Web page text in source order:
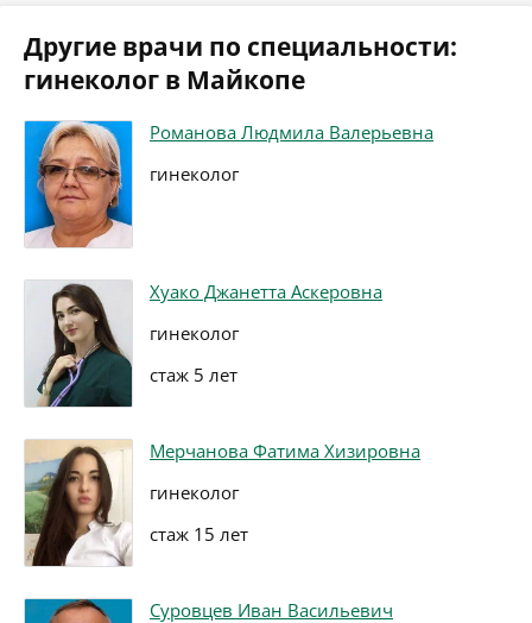
Другие врачи по специальности:
гинеколог в Майкопе
Романова Людмила Валерьевна
гинеколог
Хуако Джанетта Аскеровна
гинеколог
стаж 5 лет
Мерчанова Фатима Хизировна
гинеколог
стаж 15 лет
Суровцев Иван Васильевич